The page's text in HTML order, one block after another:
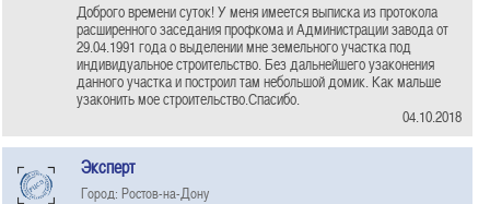
Доброго времени суток! У меня имеется выписка из протокола
расширенного заседания профкома и Администрации завода от
29.04.1991 года о выделении мне земельного участка под
индивидуальное строительство. Без дальнейшего узаконения
данного участка и построил там небольшой домик. Как мальше
узаконить мое строительство.Спасибо.
04.10.2018
Эксперт
Город: Ростов-на-Дону